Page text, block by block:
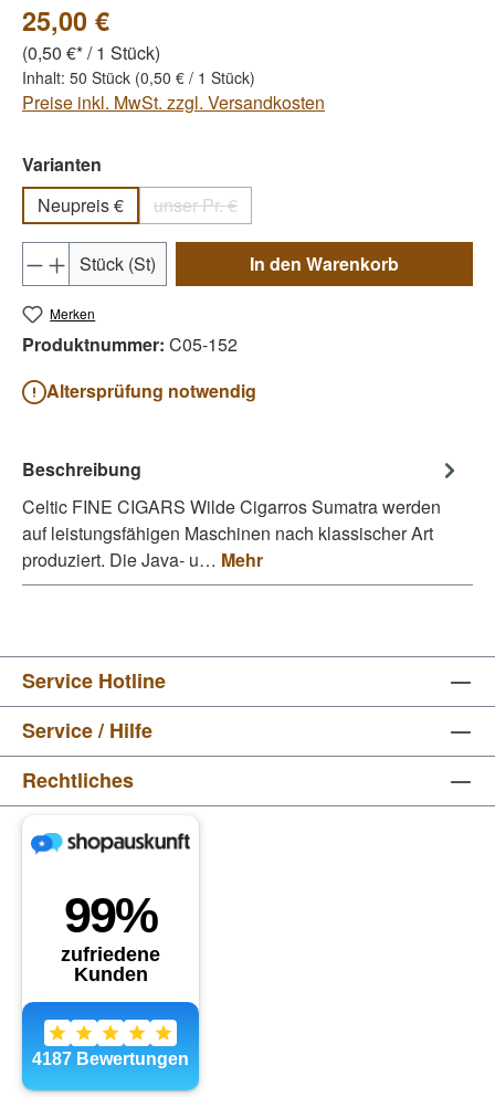
25,00 €
(0,50 €* / 1 Stück)
Inhalt: 50 Stück (0,50 € / 1 Stück)
Preise inkl. MwSt. zzgl. Versandkosten
Varianten
Neupreis €
unser Pr. €
(Diese Option ist zurzeit nicht verfügbar.)
Produkt Anzahl: Gib den gewünschten
Stück (St) In den Warenkorb
Merken
Produktnummer: C05-152
Altersprüfung notwendig
Beschreibung
Celtic FINE CIGARS Wilde Cigarros Sumatra werden
auf leistungsfähigen Maschinen nach klassischer Art
produziert. Die Java- u… Mehr
Service Hotline
Service / Hilfe
Rechtliches